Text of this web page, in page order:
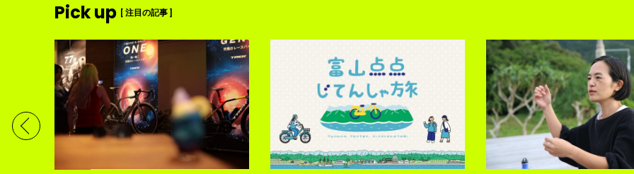
Pick up [ 注目の記事 ]
現す